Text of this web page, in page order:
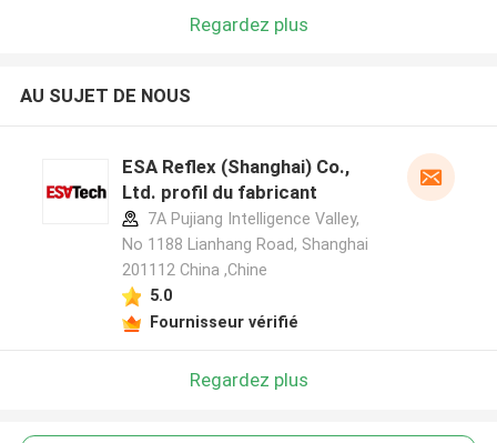
Regardez plus
AU SUJET DE NOUS
ESA Reflex (Shanghai) Co.,
Ltd. profil du fabricant
7A Pujiang Intelligence Valley,
No 1188 Lianhang Road, Shanghai
201112 China ,Chine
5.0
Fournisseur vérifié
Regardez plus